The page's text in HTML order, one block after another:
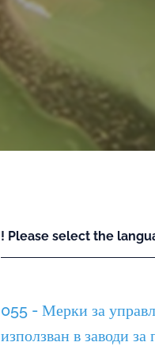
! Please select the
055 - Мерки за
използван в заводи